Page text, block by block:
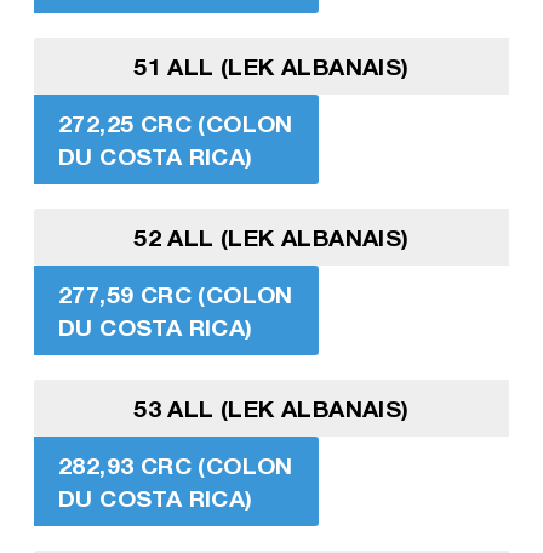
51 ALL (LEK ALBANAIS)
272,25 CRC (COLON
DU COSTA RICA)
52 ALL (LEK ALBANAIS)
277,59 CRC (COLON
DU COSTA RICA)
53 ALL (LEK ALBANAIS)
282,93 CRC (COLON
DU COSTA RICA)